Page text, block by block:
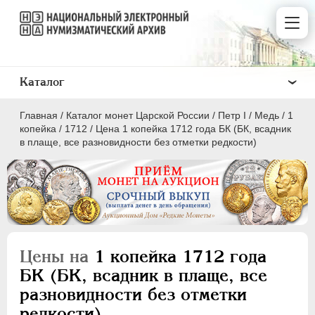
Главная / Каталог монет Царской России / Пeтр I / Медь / 1
копейка / 1712 / Цена 1 копейка 1712 года БК (БК, всадник
в плаще, все разновидности без отметки редкости)
Цены на 1 копейка 1712 года
БК (БК, всадник в плаще, все
разновидности без отметки
Каталог
ПEТР I 1699 - 1725
Серебро
Медь
5 копеек